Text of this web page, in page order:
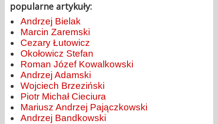
popularne artykuły:
Andrzej Bielak
Marcin Zaremski
Cezary Łutowicz
Okołowicz Stefan
Roman Józef Kowalkowski
Andrzej Adamski
Wojciech Brzeziński
Piotr Michał Cieciura
Mariusz Andrzej Pajączkowski
Andrzej Bandkowski